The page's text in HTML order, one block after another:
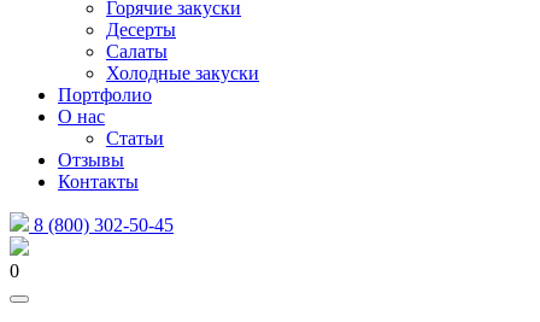
Горячие закуски
Десерты
Салаты
Холодные закуски
Портфолио
О нас
Статьи
Отзывы
Контакты
8 (800) 302-50-45
0